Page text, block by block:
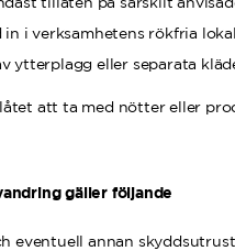
in i verksamhetens rökfria
ytterplagg eller separata
att ta med nötter eller
gäller följande
eventuell annan